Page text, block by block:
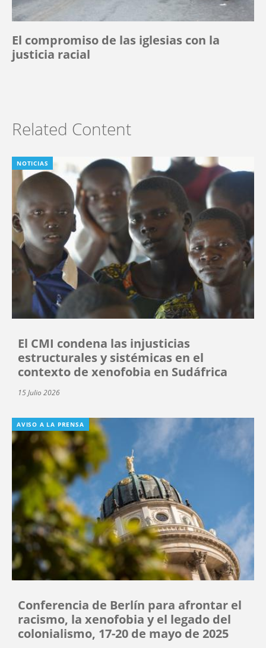
El compromiso de las iglesias con la
justicia racial
Related Content
NOTICIAS
El CMI condena las injusticias
estructurales y sistémicas en el
contexto de xenofobia en Sudáfrica
15 Julio 2026
AVISO A LA PRENSA
Conferencia de Berlín para afrontar el
racismo, la xenofobia y el legado del
colonialismo, 17-20 de mayo de 2025